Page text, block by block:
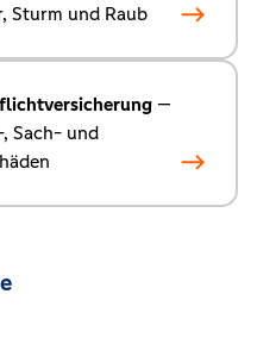
Sturm und Raub
—
Sach- und